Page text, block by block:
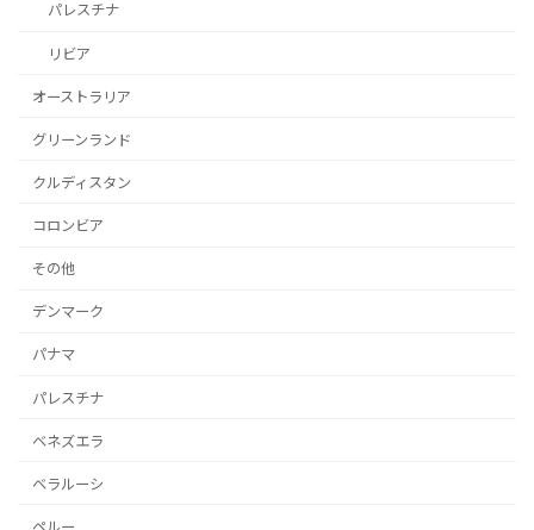
パレスチナ
リビア
オーストラリア
グリーンランド
クルディスタン
コロンビア
その他
デンマーク
パナマ
パレスチナ
ベネズエラ
ベラルーシ